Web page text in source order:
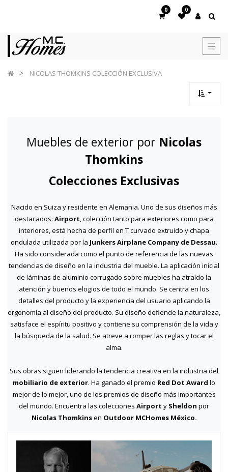
0 0
NICOLAS THOMKINS COLECCIÓN EXCLUSIVA
Muebles de exterior por Nicolas
Thomkins
Colecciones Exclusivas
Nacido en Suiza y residente en Alemania. Uno de sus diseños más
destacados: Airport , colección tanto para exteriores como para
interiores, está hecha de perfil en T curvado extruido y chapa
ondulada utilizada por la Junkers Airplane Company de Dessau.
Ha sido considerada como el punto de referencia de las nuevas
tendencias de diseño en la industria del mueble. La aplicación inicial
de láminas de aluminio corrugado sobre muebles ha atraído la
atención y buenos elogios de todo el mundo. Se centra en los
detalles del producto y la experiencia del usuario aplicando la
ergonomía al diseño del producto. Su diseño defiende la naturaleza,
satisface el espíritu positivo y contiene su comprensión de la vida y
la búsqueda de la salud. Se atreve a romper las reglas y tocar el
alma.
Sus obras siguen liderando la tendencia creativa en la industria del
mobiliario de exterior. Ha ganado el premio Red Dot Award lo
mejor de lo mejor, uno de los premios de diseño más importantes
del mundo. Encuentra las colecciones Airport y Sheldon por
Nicolas Thomkinsen Outdoor MCHomes México.